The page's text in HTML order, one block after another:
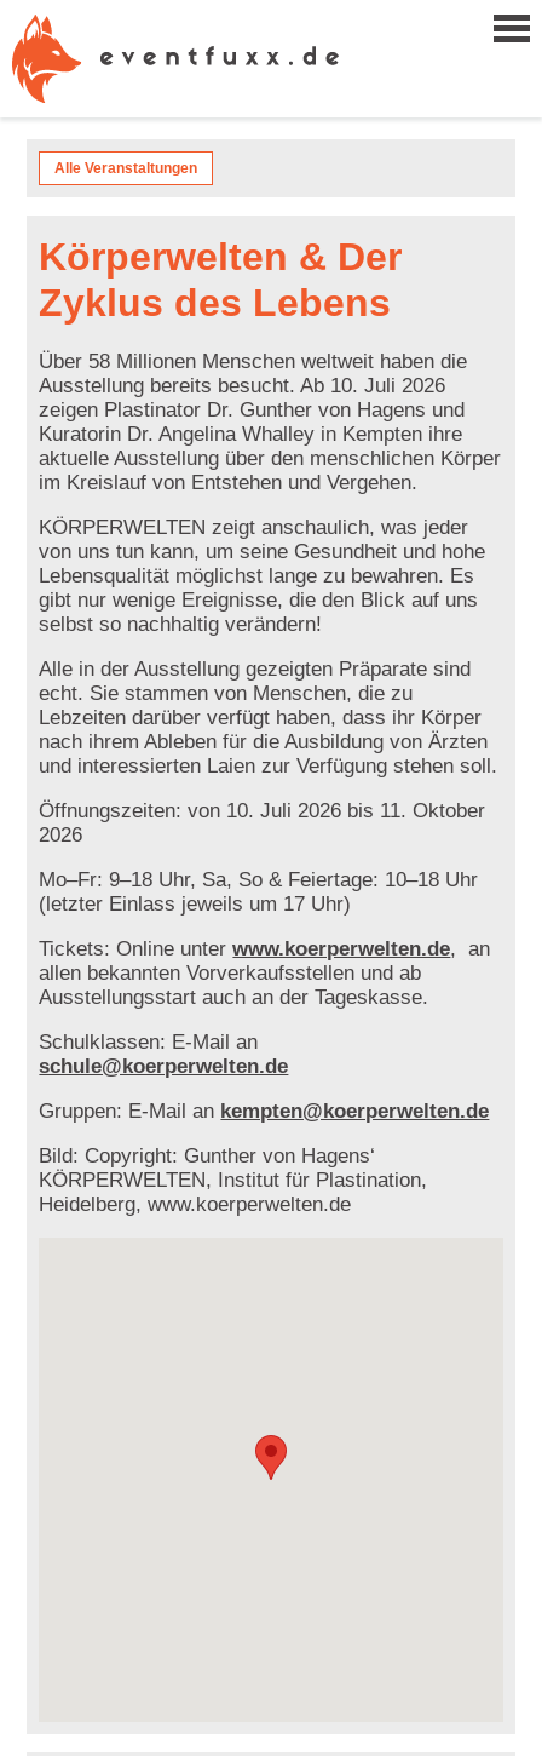
Alle Veranstaltungen
Körperwelten & Der
Zyklus des Lebens
Über 58 Millionen Menschen weltweit haben die
Ausstellung bereits besucht. Ab 10. Juli 2026
zeigen Plastinator Dr. Gunther von Hagens und
Kuratorin Dr. Angelina Whalley in Kempten ihre
aktuelle Ausstellung über den menschlichen Körper
im Kreislauf von Entstehen und Vergehen.
KÖRPERWELTEN zeigt anschaulich, was jeder
von uns tun kann, um seine Gesundheit und hohe
Lebensqualität möglichst lange zu bewahren. Es
gibt nur wenige Ereignisse, die den Blick auf uns
selbst so nachhaltig verändern!
Alle in der Ausstellung gezeigten Präparate sind
echt. Sie stammen von Menschen, die zu
Lebzeiten darüber verfügt haben, dass ihr Körper
nach ihrem Ableben für die Ausbildung von Ärzten
und interessierten Laien zur Verfügung stehen soll.
Öffnungszeiten: von 10. Juli 2026 bis 11. Oktober
2026
Mo–Fr: 9–18 Uhr, Sa, So & Feiertage: 10–18 Uhr
(letzter Einlass jeweils um 17 Uhr)
Tickets: Online unterwww.koerperwelten.de, an
allen bekannten Vorverkaufsstellen und ab
Ausstellungsstart auch an der Tageskasse.
Schulklassen: E-Mail an
schule@koerperwelten.de
Gruppen: E-Mail an kempten@koerperwelten.de
Bild: Copyright: Gunther von Hagens‘
KÖRPERWELTEN, Institut für Plastination,
Heidelberg, www.koerperwelten.de